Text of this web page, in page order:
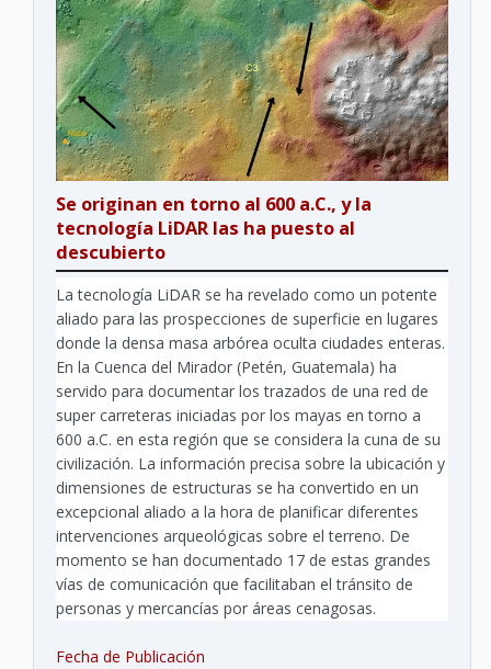
Se originan en torno al 600 a.C., y la
tecnología LiDAR las ha puesto al
descubierto
La tecnología LiDAR se ha revelado como un potente
aliado para las prospecciones de superficie en lugares
donde la densa masa arbórea oculta ciudades enteras.
En la Cuenca del Mirador (Petén, Guatemala) ha
servido para documentar los trazados de una red de
super carreteras iniciadas por los mayas en torno a
600 a.C. en esta región que se considera la cuna de su
civilización. La información precisa sobre la ubicación y
dimensiones de estructuras se ha convertido en un
excepcional aliado a la hora de planificar diferentes
intervenciones arqueológicas sobre el terreno. De
momento se han documentado 17 de estas grandes
vías de comunicación que facilitaban el tránsito de
personas y mercancías por áreas cenagosas.
Fecha de Publicación